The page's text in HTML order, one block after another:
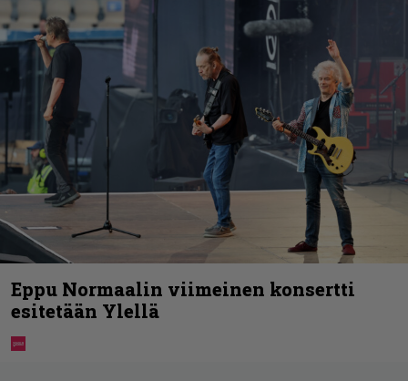
Eppu Normaalin viimeinen konsertti
esitetään Ylellä